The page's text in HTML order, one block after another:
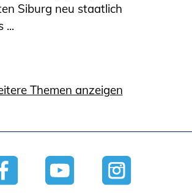
Siburg neu staatlich
...
Themen anzeigen